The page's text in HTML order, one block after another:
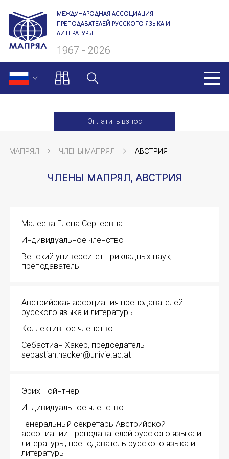
МЕЖДУНАРОДНАЯ АССОЦИАЦИЯ
ПРЕПОДАВАТЕЛЕЙ РУССКОГО ЯЗЫКА И
ЛИТЕРАТУРЫ
1967 - 2026
Оплатить взнос
О нас
Президиум
Ревизионная комиссия
Члены МАПРЯЛ
Вступить в МАПРЯЛ
История МАПРЯЛ
Оплата членских взносов МАПРЯЛ
Мероприятия МАПРЯЛ на 2026 год
Архив мероприятий
МАПРЯЛ ЧЛЕНЫ МАПРЯЛ АВСТРИЯ
ЧЛЕНЫ МАПРЯЛ, АВСТРИЯ
Малеева Елена Сергеевна
Индивидуальное членство
Венский университет прикладных наук,
преподаватель
Австрийская ассоциация преподавателей
русского языка и литературы
Коллективное членство
Себастиан Хакер, председатель -
sebastian.hacker@univie.ac.at
Эрих Пойнтнер
Индивидуальное членство
Генеральный секретарь Австрийской
ассоциации преподавателей русского языка и
литературы, преподаватель русского языка и
литературы